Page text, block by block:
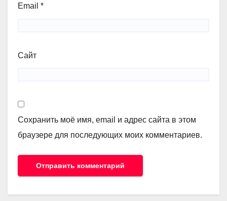
Email *
Сайт
Сохранить моё имя, email и адрес сайта в этом
браузере для последующих моих комментариев.